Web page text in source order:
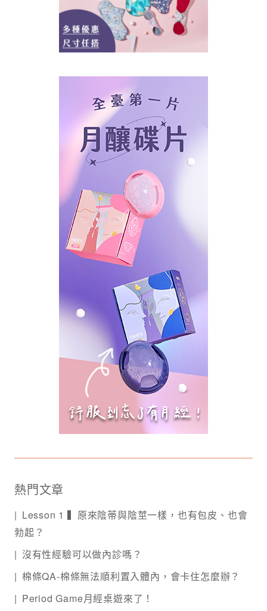
熱門文章
Lesson 1 ▍原來陰蒂與陰莖一樣，也有包皮、也會
勃起？
沒有性經驗可以做內診嗎？
棉條QA-棉條無法順利置入體內，會卡住怎麼辦？
Period Game月經桌遊來了！